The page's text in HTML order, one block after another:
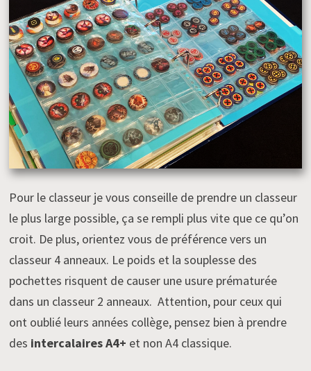
Pour le classeur je vous conseille de prendre un classeur
le plus large possible, ça se rempli plus vite que ce qu’on
croit. De plus, orientez vous de préférence vers un
classeur 4 anneaux. Le poids et la souplesse des
pochettes risquent de causer une usure prématurée
dans un classeur 2 anneaux. Attention, pour ceux qui
ont oublié leurs années collège, pensez bien à prendre
des intercalaires A4+ et non A4 classique.